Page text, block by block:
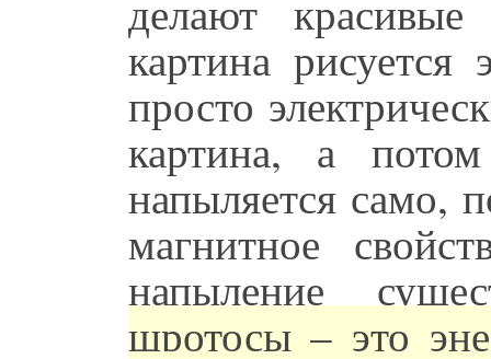
делают
картина рисуется
просто
картина, а
напыляется само,
магнитное
напыление
шротосы – это